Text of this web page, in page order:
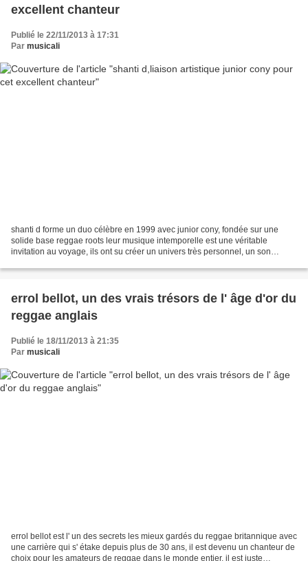
excellent chanteur
Publié le 22/11/2013 à 17:31
Par musicali
shanti d forme un duo célèbre en 1999 avec junior cony, fondée sur une
solide base reggae roots leur musique intemporelle est une véritable
invitation au voyage, ils ont su créer un univers très personnel, un son
errol bellot, un des vrais trésors de l' âge d'or du
reggae anglais
Publié le 18/11/2013 à 21:35
Par musicali
errol bellot est l' un des secrets les mieux gardés du reggae britannique avec
une carrière qui s' étake depuis plus de 30 ans, il est devenu un chanteur de
choix pour les amateurs de reggae dans le monde entier. il est juste